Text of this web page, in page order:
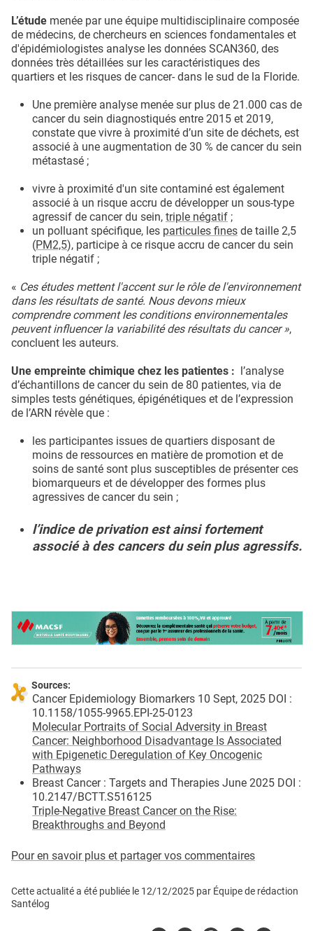
L’étude menée par une équipe multidisciplinaire composée
de médecins, de chercheurs en sciences fondamentales et
d'épidémiologistes analyse les données SCAN360, des
données très détaillées sur les caractéristiques des
quartiers et les risques de cancer- dans le sud de la Floride.
Une première analyse menée sur plus de 21.000 cas de
cancer du sein diagnostiqués entre 2015 et 2019,
constate que vivre à proximité d’un site de déchets, est
associé à une augmentation de 30 % de cancer du sein
métastasé ;
vivre à proximité d'un site contaminé est également
associé à un risque accru de développer un sous-type
agressif de cancer du sein, triple négatif ;
un polluant spécifique, les particules fines de taille 2,5
(PM2,5), participe à ce risque accru de cancer du sein
triple négatif ;
« Ces études mettent l'accent sur le rôle de l'environnement
dans les résultats de santé. Nous devons mieux
comprendre comment les conditions environnementales
peuvent influencer la variabilité des résultats du cancer »,
concluent les auteurs.
Une empreinte chimique chez les patientes : l’analyse
d’échantillons de cancer du sein de 80 patientes, via de
simples tests génétiques, épigénétiques et de l’expression
de l’ARN révèle que :
les participantes issues de quartiers disposant de
moins de ressources en matière de promotion et de
soins de santé sont plus susceptibles de présenter ces
biomarqueurs et de développer des formes plus
agressives de cancer du sein ;
l’indice de privation est ainsi fortement
associé à des cancers du sein plus agressifs.
Sources:
Cancer Epidemiology Biomarkers 10 Sept, 2025 DOI :
10.1158/1055-9965.EPI-25-0123
Molecular Portraits of Social Adversity in Breast
Cancer: Neighborhood Disadvantage Is Associated
with Epigenetic Deregulation of Key Oncogenic
Pathways
Breast Cancer : Targets and Therapies June 2025 DOI :
10.2147/BCTT.S516125
Triple-Negative Breast Cancer on the Rise:
Breakthroughs and Beyond
Pour en savoir plus et partager vos commentaires
Cette actualité a été publiée le 12/12/2025 par Équipe de rédaction
Santélog